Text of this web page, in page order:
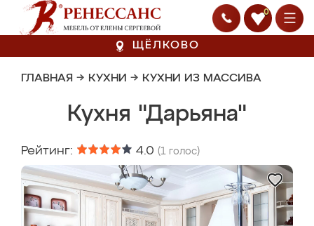
0
ЩЁЛКОВО
ГЛАВНАЯ → КУХНИ → КУХНИ ИЗ МАССИВА
Кухня "Дарьяна"
Рейтинг: 4.0 (1 голос)